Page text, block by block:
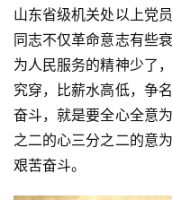
山东省级机关处以上党
同志不仅革命意志有些
为人民服务的精神少了
究穿，比薪水高低，争
奋斗，就是要全心全意
之二的心三分之二的意
艰苦奋斗。